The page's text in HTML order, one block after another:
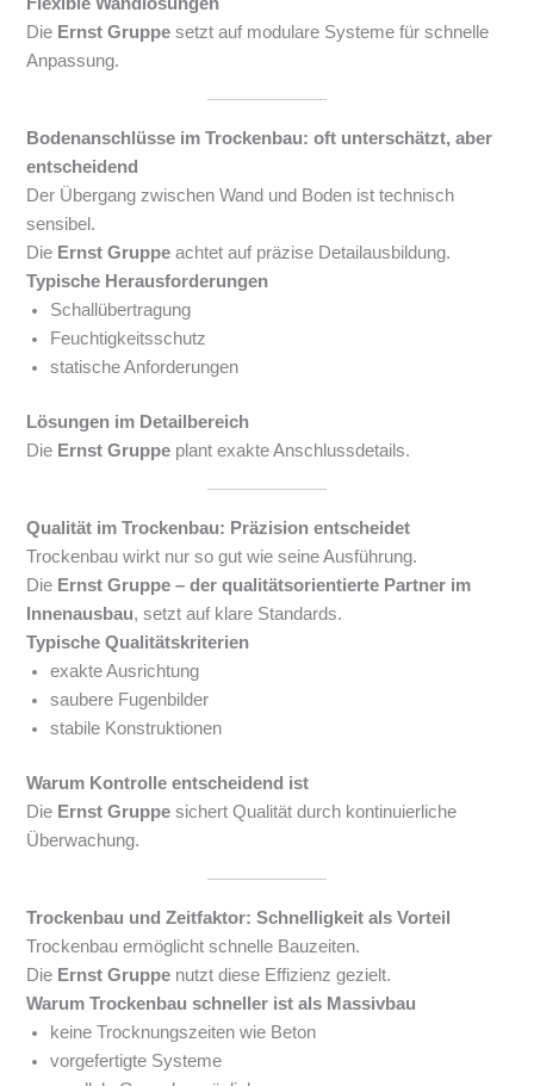
Flexible Wandlösungen
Die Ernst Gruppe setzt auf modulare Systeme für schnelle
Anpassung.
Bodenanschlüsse im Trockenbau: oft unterschätzt, aber
entscheidend
Der Übergang zwischen Wand und Boden ist technisch
sensibel.
Die Ernst Gruppe achtet auf präzise Detailausbildung.
Typische Herausforderungen
Schallübertragung
Feuchtigkeitsschutz
statische Anforderungen
Lösungen im Detailbereich
Die Ernst Gruppe plant exakte Anschlussdetails.
Qualität im Trockenbau: Präzision entscheidet
Trockenbau wirkt nur so gut wie seine Ausführung.
Die Ernst Gruppe – der qualitätsorientierte Partner im
Innenausbau, setzt auf klare Standards.
Typische Qualitätskriterien
exakte Ausrichtung
saubere Fugenbilder
stabile Konstruktionen
Warum Kontrolle entscheidend ist
Die Ernst Gruppe sichert Qualität durch kontinuierliche
Überwachung.
Trockenbau und Zeitfaktor: Schnelligkeit als Vorteil
Trockenbau ermöglicht schnelle Bauzeiten.
Die Ernst Gruppe nutzt diese Effizienz gezielt.
Warum Trockenbau schneller ist als Massivbau
keine Trocknungszeiten wie Beton
vorgefertigte Systeme